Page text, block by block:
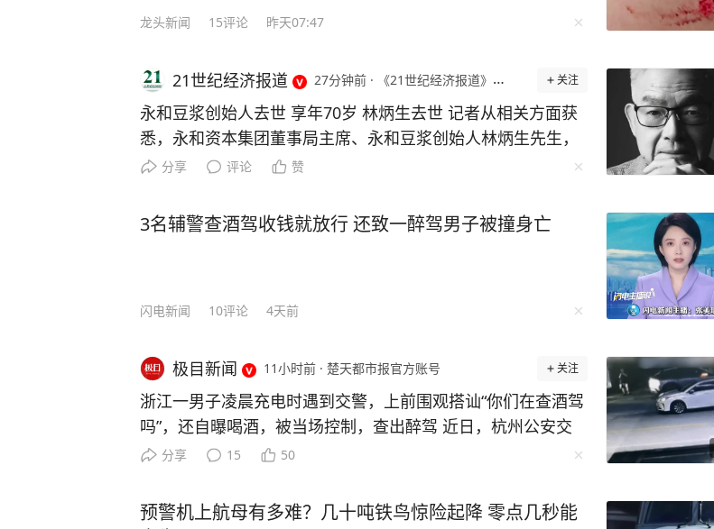
龙头新闻 15评论 昨天07:47
21世纪经济报道 27分钟前 · 《21世纪经济报道》官方账号 关注
永和豆浆创始人去世 享年70岁 林炳生去世 记者从相关方面获
悉，永和资本集团董事局主席、永和豆浆创始人林炳生先生，
因病医治无效，不幸于2026年8月7日在台北逝世，享年70岁。
人、核心领航人。林炳生创立永和豆浆，深耕实业数十载，以
前瞻战略格局与稳健经营理念，带领集团布局大健康产业、股
基。 业内及外界素以“豆哥”尊称林炳生，评价其“活出自己的精
分享 评论 赞
3名辅警查酒驾收钱就放行 还致一醉驾男子被撞身亡
闪电新闻 10评论 4天前
极目新闻 11小时前 · 楚天都市报官方账号 关注
浙江一男子凌晨充电时遇到交警，上前围观搭讪“你们在查酒驾
吗”，还自曝喝酒，被当场控制，查出醉驾 近日，杭州公安交
管部门查获一起饮酒后驾车“送上门”的违法案例。一起来看看
交警在加油站处理事故时，正在一旁等候充电位的舒某见有交
分享 15 50
预警机上航母有多难？几十吨铁鸟惊险起降 零点几秒能